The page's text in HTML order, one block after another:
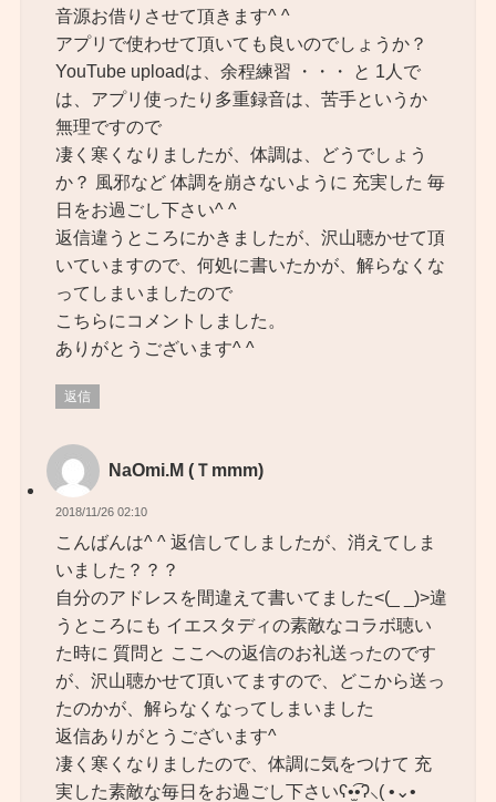
音源お借りさせて頂きます^ ^
アプリで使わせて頂いても良いのでしょうか？
YouTube uploadは、余程練習 ・・・ と 1人で
は、アプリ使ったり多重録音は、苦手というか
無理ですので
凄く寒くなりましたが、体調は、どうでしょう
か？ 風邪など 体調を崩さないように 充実した 毎
日をお過ごし下さい^ ^
返信違うところにかきましたが、沢山聴かせて頂
いていますので、何処に書いたかが、解らなくな
ってしまいましたので
こちらにコメントしました。
ありがとうございます^ ^
返信
NaOmi.M (Ｔmmm)
2018/11/26 02:10
こんばんは^ ^ 返信してしましたが、消えてしま
いました？？？
自分のアドレスを間違えて書いてました<(_ _)>違
うところにも イエスタディの素敵なコラボ聴い
た時に 質問と ここへの返信のお礼送ったのです
が、沢山聴かせて頂いてますので、どこから送っ
たのかが、解らなくなってしまいました
返信ありがとうございます^
凄く寒くなりましたので、体調に気をつけて 充
実した素敵な毎日をお過ごし下さいʕ•̫͡•ʔ‪⸜( •⌄•